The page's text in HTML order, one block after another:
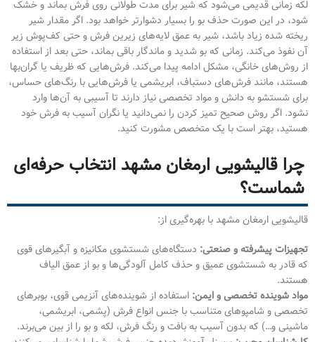
لکه زمانی قدیمی می‌شود که شیر برای مدت طولانی روی فرش بماند و خشک
شود، در این صورت حذف بو را بسیار دشوارتر خواهد بود. اگر مقدار شیر
ریخته شده زیاد باشد، شیر به عمق لایه‌های زیرین فرش و حتی کف‌پوش زیر
آن نفوذ می‌کند. زمانی که بو شدید و ماندگار باقی بماند، حتی بعد از استفاده
از روش‌های خانگی، مشکل ادامه پیدا می‌کند. فرش‌هایی که ظریف یا گران‌بها
هستند، مانند فرش‌های دستباف، ابریشمی یا فرش‌هایی با رنگ‌های حساس،
برای شستشو به دانش و مواد تخصصی نیاز دارند تا آسیبی به آن‌ها وارد
نشود. اگر روش صحیح تمیز کردن را نمی‌دانید یا نگران آسیب به فرش خود
هستید، بهتر است با یک متخصص مشورت کنید.
چرا قالیشویی ارمغان مشهد انتخاب حرفه‌ای
شماست؟
قالیشویی ارمغان مشهد با بهره‌گیری از:
تجهیزات پیشرفته و صنعتی: دستگاه‌های شستشوی مکانیزه و آبگیرهای قوی
که قادر به شستشوی عمیق و حذف کامل آلودگی‌ها و بو از عمق الیاف
هستند.
مواد شوینده تخصصی و ایمن: استفاده از شوینده‌های آنزیمی قوی، بوبرهای
تخصصی و شامپوهای متناسب با جنس انواع فرش (پشمی، ابریشمی،
ماشینی و…) که بدون آسیب به بافت و رنگ فرش، لکه و بو را از بین می‌برند.